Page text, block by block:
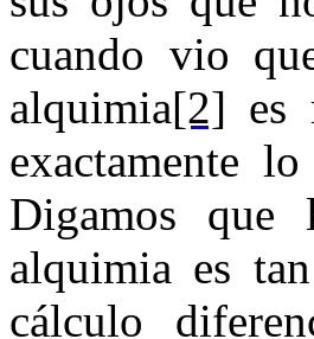
cuando vio
alquimia[2] es
exactamente
Digamos
alquimia es
cálculo